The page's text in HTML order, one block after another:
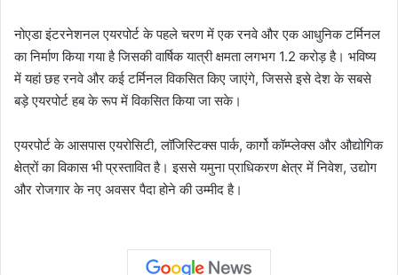
नोएडा इंटरनेशनल एयरपोर्ट के पहले चरण में एक रनवे और एक आधुनिक टर्मिनल
का निर्माण किया गया है जिसकी वार्षिक यात्री क्षमता लगभग 1.2 करोड़ है। भविष्य
में यहां छह रनवे और कई टर्मिनल विकसित किए जाएंगे, जिससे इसे देश के सबसे
बड़े एयरपोर्ट हब के रूप में विकसित किया जा सके।
एयरपोर्ट के आसपास एयरोसिटी, लॉजिस्टिक्स पार्क, कार्गो कॉम्प्लेक्स और औद्योगिक
क्षेत्रों का विकास भी प्रस्तावित है। इससे यमुना प्राधिकरण क्षेत्र में निवेश, उद्योग
और रोजगार के नए अवसर पैदा होने की उम्मीद है।